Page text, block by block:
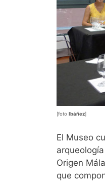
[foto Ibáñez]
El Museo
Origen
que